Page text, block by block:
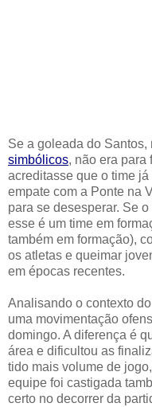
Se a goleada do Santos,
simbólicos, não era para
acreditasse que o time
empate com a Ponte na
para se desesperar. Se
esse é um time em
também em formação),
os atletas e queimar
em épocas recentes.
Analisando o contexto
uma movimentação
domingo. A diferença é
área e dificultou as
tido mais volume de
equipe foi castigada
certo no decorrer da